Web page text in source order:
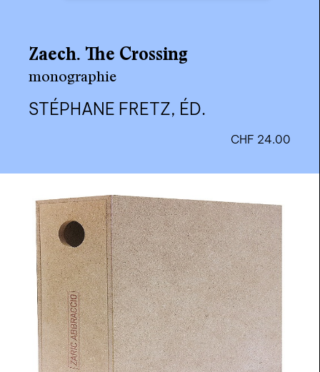
Zaech. The Crossing
monographie
STÉPHANE FRETZ, ÉD.
CHF 24.00